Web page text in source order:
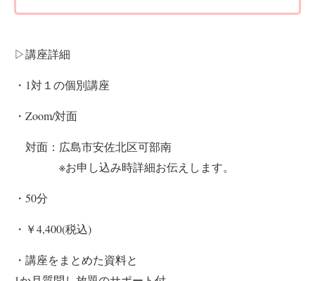
▷講座詳細
・1対１の個別講座
・Zoom/対面
対面：広島市安佐北区可部南
※お申し込み時詳細お伝えします。
・50分
・￥4,400(税込)
・講座をまとめた資料と